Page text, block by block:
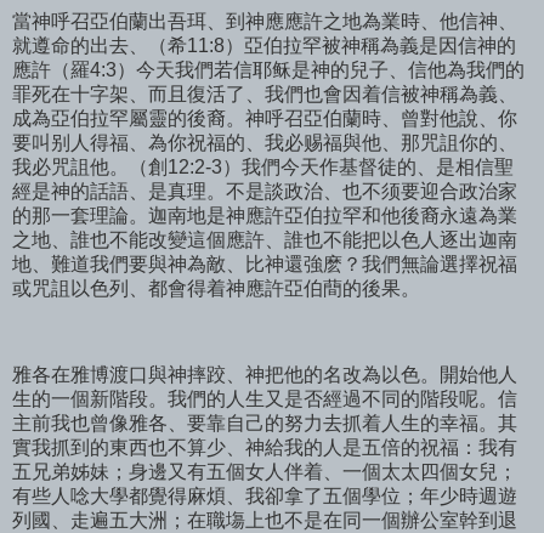
當神呼召亞伯蘭出吾珥、到神應應許之地為業時、他信神、
就遵命的出去、（希11:8）亞伯拉罕被神稱為義是因信神的
應許（羅4:3）今天我們若信耶稣是神的兒子、信他為我們的
罪死在十字架、而且復活了、我們也會因着信被神稱為義、
成為亞伯拉罕屬靈的後裔。神呼召亞伯蘭時、曾對他說、你
要叫别人得福、為你祝福的、我必赐福與他、那咒詛你的、
我必咒詛他。（創12:2-3）我們今天作基督徒的、是相信聖
經是神的話語、是真理。不是談政治、也不须要迎合政治家
的那一套理論。迦南地是神應許亞伯拉罕和他後裔永遠為業
之地、誰也不能改變這個應許、誰也不能把以色人逐出迦南
地、難道我們要與神為敵、比神還強麽？我們無論選擇祝福
或咒詛以色列、都會得着神應許亞伯蕳的後果。
雅各在雅博渡口與神摔跤、神把他的名改為以色。開始他人
生的一個新階段。我們的人生又是否經過不同的階段呢。信
主前我也曾像雅各、要靠自己的努力去抓着人生的幸福。其
實我抓到的東西也不算少、神給我的人是五倍的祝福：我有
五兄弟姊妹；身邊又有五個女人伴着、一個太太四個女兒；
有些人唸大學都覺得麻煩、我卻拿了五個學位；年少時週遊
列國、走遍五大洲；在職塲上也不是在同一個辦公室幹到退